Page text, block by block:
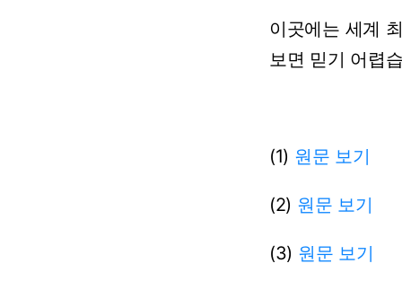
이곳에는 세계
보면 믿기 어렵
(1) 원문 보기
(2) 원문 보기
(3) 원문 보기